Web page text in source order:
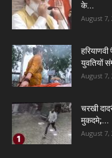
के...
August 7,
युवतियों
August 7,
चरखी
मुकदमे;...
August 7,